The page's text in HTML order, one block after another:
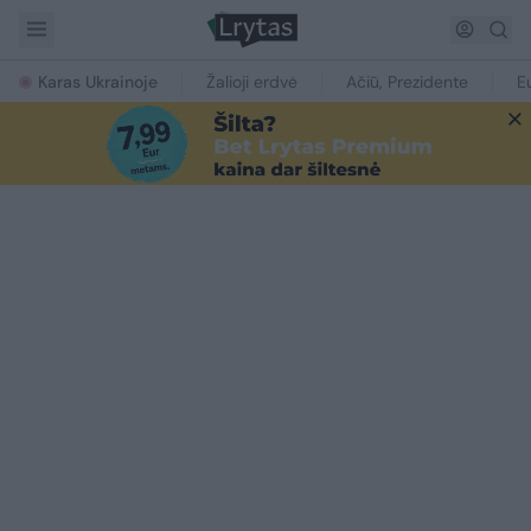
Karas Ukrainoje Žalioji erdvė Ačiū, Prezidente